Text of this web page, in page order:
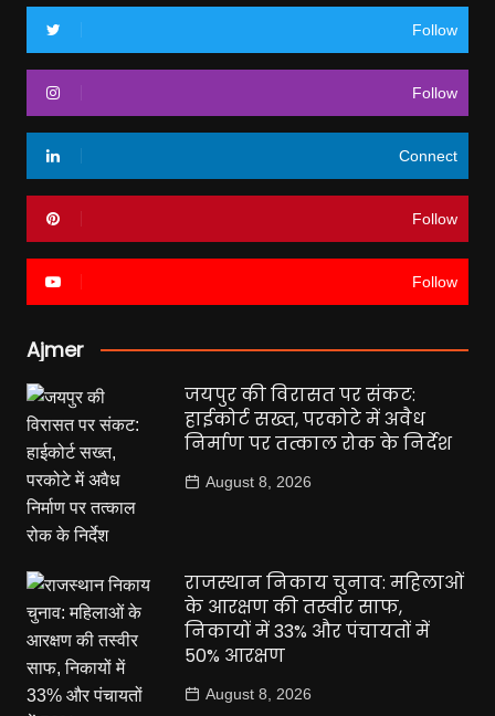
Follow
Follow
Connect
Follow
Follow
Ajmer
जयपुर की विरासत पर संकट:
हाईकोर्ट सख्त, परकोटे में अवैध
निर्माण पर तत्काल रोक के निर्देश
August 8, 2026
राजस्थान निकाय चुनाव: महिलाओं
के आरक्षण की तस्वीर साफ,
निकायों में 33% और पंचायतों में
50% आरक्षण
August 8, 2026